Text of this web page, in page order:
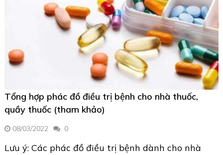
Tổng hợp phác đồ điều trị bệnh cho nhà thuốc,
quầy thuốc (tham khảo)
08/03/2022 0
Lưu ý: Các phác đồ điều trị bệnh dành cho nhà